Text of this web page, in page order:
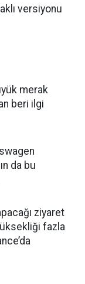
versiyonu
merak
beri ilgi
da bu
ziyaret
fazla